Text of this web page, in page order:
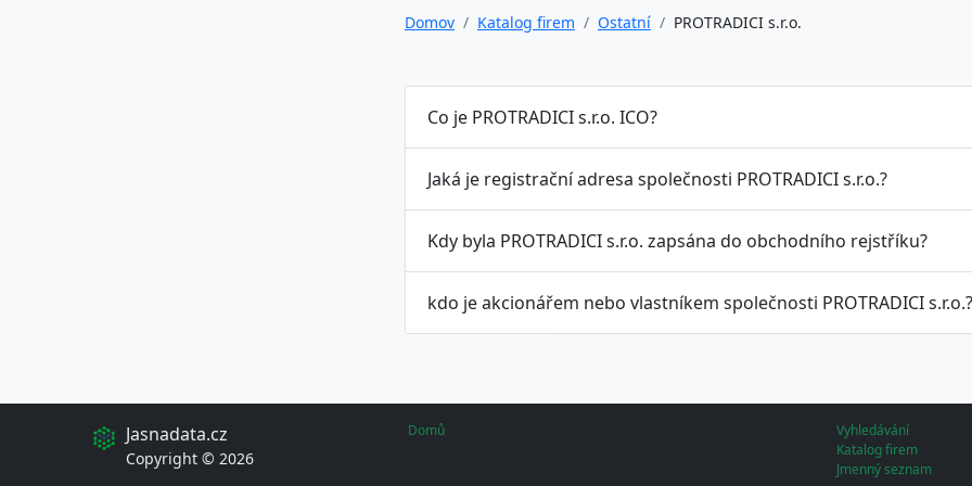
Domov Katalog firem Ostatní PROTRADICI s.r.o.
Co je PROTRADICI s.r.o. ICO?
Jaká je registrační adresa společnosti PROTRADICI s.r.o.?
Kdy byla PROTRADICI s.r.o. zapsána do obchodního rejstříku?
kdo je akcionářem nebo vlastníkem společnosti PROTRADICI s.r.o.?
Jasnadata.cz
Copyright © 2026
Domů
Vyhledávání
Katalog firem
Jmenný seznam